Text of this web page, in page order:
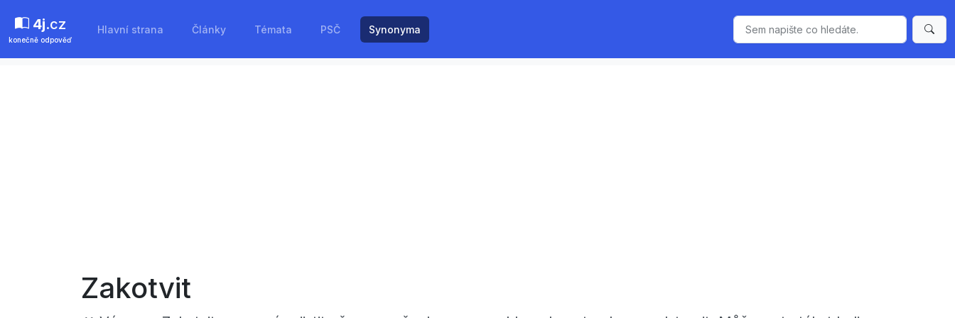
4j.cz
konečně odpověď
Hlavní strana Články Témata PSČ Synonyma
Zakotvit